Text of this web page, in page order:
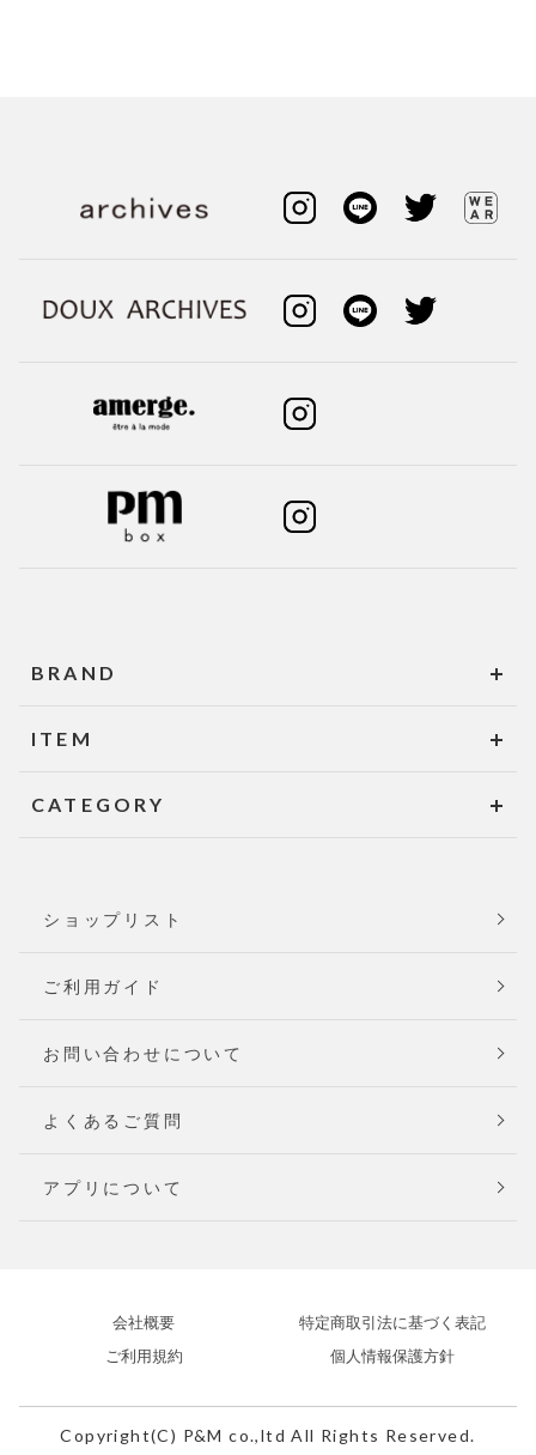
BRAND
ITEM
CATEGORY
ショップリスト
ご利用ガイド
お問い合わせについて
よくあるご質問
アプリについて
会社概要
特定商取引法に基づく表記
ご利用規約
個人情報保護方針
Copyright(C) P&M co.,ltd All Rights Reserved.